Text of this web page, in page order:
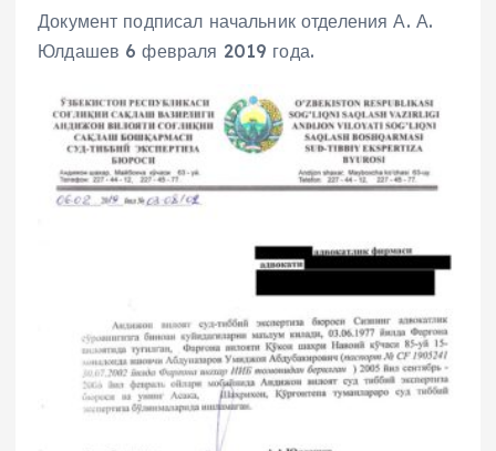
Документ подписал начальник отделения А. А.
Юлдашев 6 февраля 2019 года.